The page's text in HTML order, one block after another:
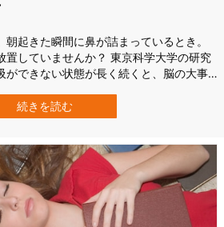
起きた瞬間に鼻が詰まっているとき。
置していませんか？ 東京科学大学の研究
ができない状態が長く続くと、脳の大事
、「なんだか気分が沈みがち」といった
あるようです。 ふだん見逃しがちな鼻づ
続きを読む